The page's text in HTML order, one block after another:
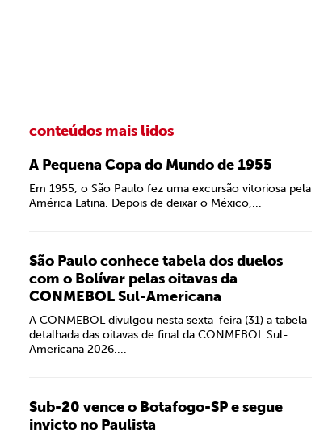
conteúdos mais lidos
A Pequena Copa do Mundo de 1955
Em 1955, o São Paulo fez uma excursão vitoriosa pela
América Latina. Depois de deixar o México,...
São Paulo conhece tabela dos duelos
com o Bolívar pelas oitavas da
CONMEBOL Sul-Americana
A CONMEBOL divulgou nesta sexta-feira (31) a tabela
detalhada das oitavas de final da CONMEBOL Sul-
Americana 2026....
Sub-20 vence o Botafogo-SP e segue
invicto no Paulista